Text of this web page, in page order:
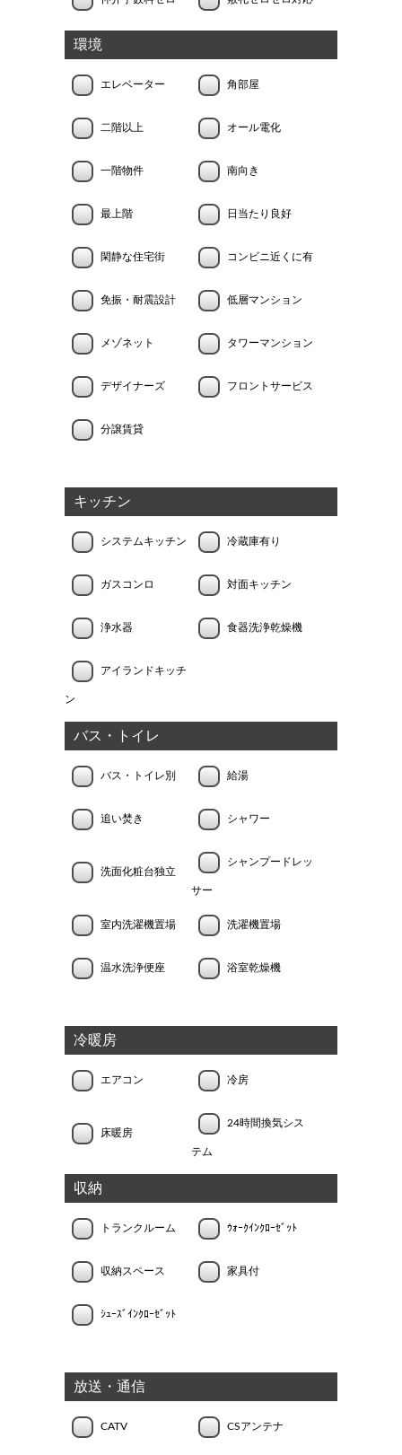
環境
エレベーター 角部屋
二階以上 オール電化
一階物件 南向き
最上階 日当たり良好
閑静な住宅街 コンビニ近くに有
免振・耐震設計 低層マンション
メゾネット タワーマンション
デザイナーズ フロントサービス
分譲賃貸
キッチン
システムキッチン 冷蔵庫有り
ガスコンロ 対面キッチン
浄水器 食器洗浄乾燥機
アイランドキッチ
ン
バス・トイレ
バス・トイレ別 給湯
追い焚き シャワー
洗面化粧台独立
シャンプードレッ
サー
室内洗濯機置場 洗濯機置場
温水洗浄便座 浴室乾燥機
冷暖房
エアコン 冷房
床暖房
24時間換気シス
テム
収納
トランクルーム ｳｫｰｸｲﾝｸﾛｰｾﾞｯﾄ
収納スペース 家具付
ｼｭｰｽﾞｲﾝｸﾛｰｾﾞｯﾄ
放送・通信
CATV CSアンテナ